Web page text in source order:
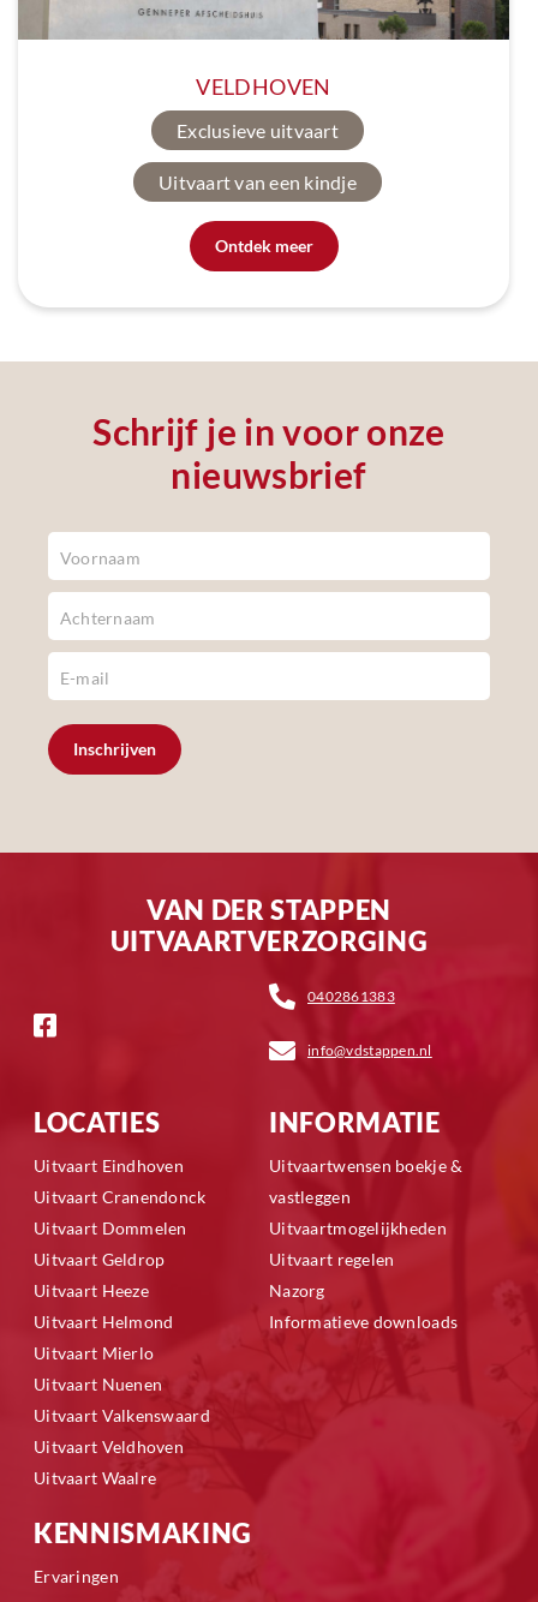
VELDHOVEN
Exclusieve uitvaart
Uitvaart van een kindje
Ontdek meer
Schrijf je in voor onze
nieuwsbrief
Newsletter
Footer
Inschrijven
VAN DER STAPPEN
UITVAARTVERZORGING
0402861383
info@vdstappen.nl
LOCATIES
Uitvaart Eindhoven
Uitvaart Cranendonck
Uitvaart Dommelen
Uitvaart Geldrop
Uitvaart Heeze
Uitvaart Helmond
Uitvaart Mierlo
Uitvaart Nuenen
Uitvaart Valkenswaard
Uitvaart Veldhoven
Uitvaart Waalre
INFORMATIE
Uitvaartwensen boekje &
vastleggen
Uitvaartmogelijkheden
Uitvaart regelen
Nazorg
Informatieve downloads
KENNISMAKING
Ervaringen